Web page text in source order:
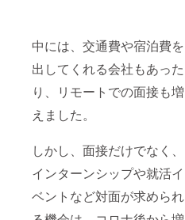
中には、交通費や宿泊費を
出してくれる会社もあった
り、リモートでの面接も増
えました。
しかし、面接だけでなく、
インターンシップや就活イ
ベントなど対面が求められ